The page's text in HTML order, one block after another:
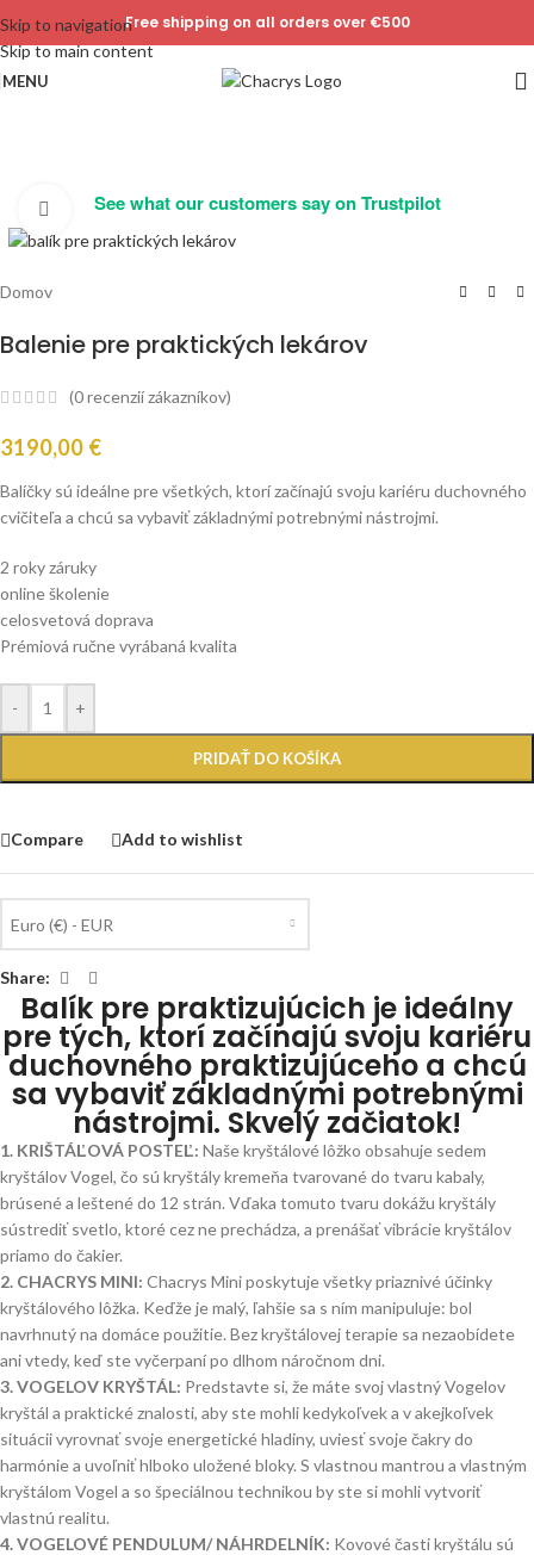
Skip to navigation
Skip to main content
Free shipping on all orders over €500
MENU
See what our customers say on Trustpilot
Click to enlarge
Domov
Balenie pre praktických lekárov
(0recenzií zákazníkov)
3190,00 €
Balíčky sú ideálne pre všetkých, ktorí začínajú svoju kariéru duchovného
cvičiteľa a chcú sa vybaviť základnými potrebnými nástrojmi.
2 roky záruky
online školenie
celosvetová doprava
Prémiová ručne vyrábaná kvalita
- +
PRIDAŤ DO KOŠÍKA
Compare Add to wishlist
Euro (€) - EUR
Share:
Balík pre praktizujúcich je ideálny
pre tých, ktorí začínajú svoju kariéru
duchovného praktizujúceho a chcú
sa vybaviť základnými potrebnými
nástrojmi. Skvelý začiatok!
1. KRIŠTÁĽOVÁ POSTEĽ: Naše kryštálové lôžko obsahuje sedem
kryštálov Vogel, čo sú kryštály kremeňa tvarované do tvaru kabaly,
brúsené a leštené do 12 strán. Vďaka tomuto tvaru dokážu kryštály
sústrediť svetlo, ktoré cez ne prechádza, a prenášať vibrácie kryštálov
priamo do čakier.
2. CHACRYS MINI: Chacrys Mini poskytuje všetky priaznivé účinky
kryštálového lôžka. Keďže je malý, ľahšie sa s ním manipuluje: bol
navrhnutý na domáce použitie. Bez kryštálovej terapie sa nezaobídete
ani vtedy, keď ste vyčerpaní po dlhom náročnom dni.
3. VOGELOV KRYŠTÁL: Predstavte si, že máte svoj vlastný Vogelov
kryštál a praktické znalosti, aby ste mohli kedykoľvek a v akejkoľvek
situácii vyrovnať svoje energetické hladiny, uviesť svoje čakry do
harmónie a uvoľniť hlboko uložené bloky. S vlastnou mantrou a vlastným
kryštálom Vogel a so špeciálnou technikou by ste si mohli vytvoriť
vlastnú realitu.
4. VOGELOVÉ PENDULUM/ NÁHRDELNÍK: Kovové časti kryštálu sú